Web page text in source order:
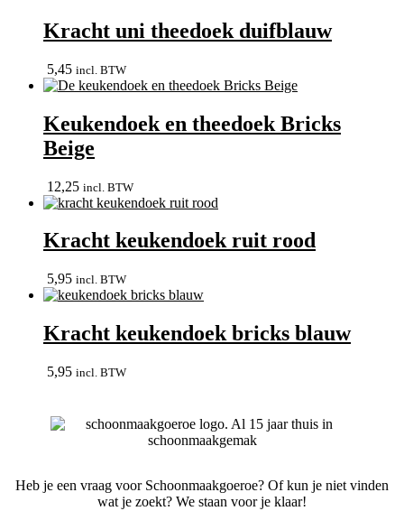
Kracht uni theedoek duifblauw
5,45 incl. BTW
Keukendoek en theedoek Bricks
Beige
12,25 incl. BTW
Kracht keukendoek ruit rood
5,95 incl. BTW
Kracht keukendoek bricks blauw
5,95 incl. BTW
Heb je een vraag voor Schoonmaakgoeroe? Of kun je niet vinden
wat je zoekt? We staan voor je klaar!